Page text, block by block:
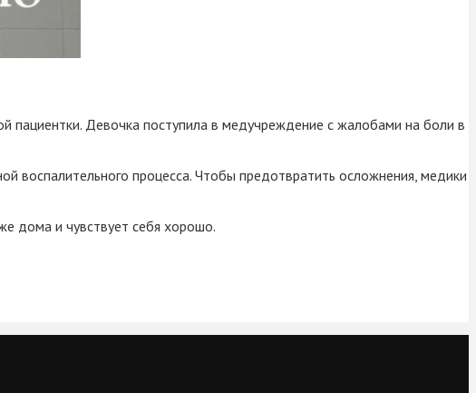
пациентки. Девочка поступила в медучреждение с жалобами на боли в
воспалительного процесса. Чтобы предотвратить осложнения, медики
дома и чувствует себя хорошо.